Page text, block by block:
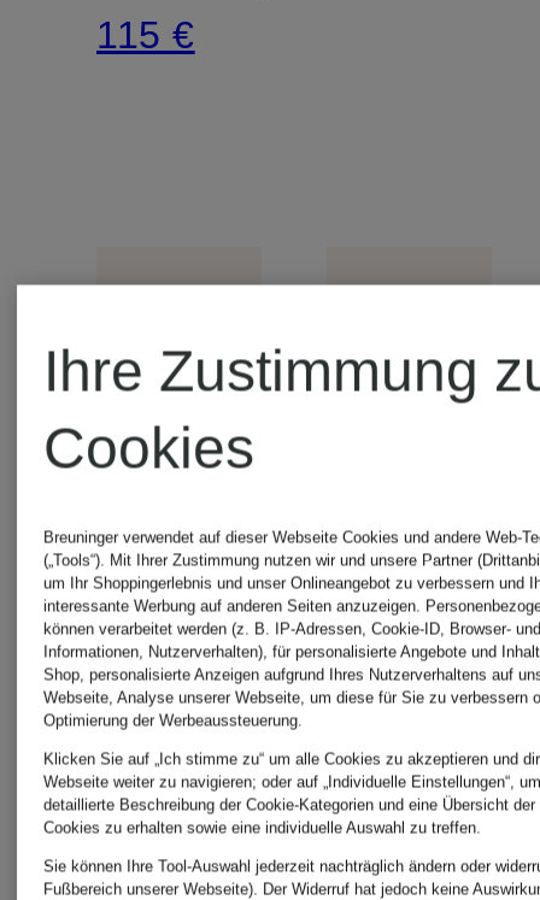
115 €
POLO
RALPH
LAUREN
Cap
75 €
Neu
NEW
ERA
Cap
GRAPHIC
Ihre Zustimmung
Cookies
Breuninger verwendet auf dieser Webseite Cookies und andere Web-
(„Tools“). Mit Ihrer Zustimmung nutzen wir und unsere Partner
um Ihr Shoppingerlebnis und unser Onlineangebot zu verbessern und
interessante Werbung auf anderen Seiten anzuzeigen.
können verarbeitet werden (z. B. IP-Adressen, Cookie-ID, Browser-
Informationen, Nutzerverhalten), für personalisierte Angebote und
Shop, personalisierte Anzeigen aufgrund Ihres Nutzerverhaltens auf
Webseite, Analyse unserer Webseite, um diese für Sie zu verbessern
Optimierung der Werbeaussteuerung.
Klicken Sie auf „Ich stimme zu“ um alle Cookies zu akzeptieren und
Webseite weiter zu navigieren; oder auf „Individuelle Einstellungen“,
detaillierte Beschreibung der Cookie-Kategorien und eine Übersicht
Cookies zu erhalten sowie eine individuelle Auswahl zu treffen.
Sie können Ihre Tool-Auswahl jederzeit nachträglich ändern oder
Fußbereich unserer Webseite). Der Widerruf hat jedoch keine